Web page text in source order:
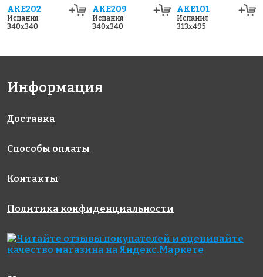
AKE202
Испания
340x340
AKE209
Испания
340x340
AKE101
Испания
313x495
Информация
Доставка
Способы оплаты
Контакты
Политика конфиденциальности